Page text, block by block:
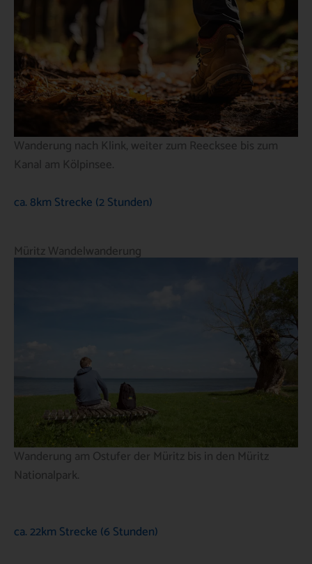
Wanderung nach Klink, weiter zum Reecksee bis zum
Kanal am Kölpinsee.
ca. 8km Strecke (2 Stunden)
Müritz Wandelwanderung
Wanderung am Ostufer der Müritz bis in den Müritz
Nationalpark.
ca. 22km Strecke (6 Stunden)